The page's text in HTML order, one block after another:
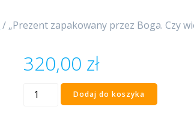
/ „Prezent zapakowany przez Boga. Czy
320,00 zł
ilość
Dodaj do koszyka